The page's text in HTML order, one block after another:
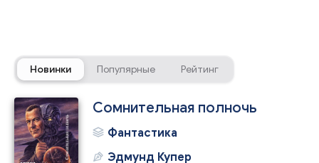
Новинки Популярные Рейтинг
Сомнительная полночь
Фантастика
Эдмунд Купер